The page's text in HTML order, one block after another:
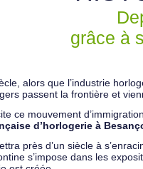
grâce à
alors que l’industrie
passent la frontière et
ce mouvement
d’horlogerie à
près d’un siècle à
s’impose dans les